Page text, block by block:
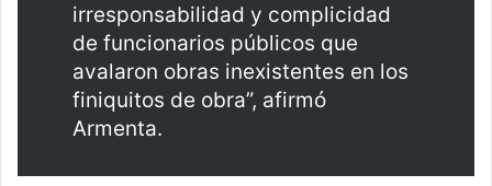
irresponsabilidad y complicidad
de funcionarios públicos que
avalaron obras inexistentes en los
finiquitos de obra”, afirmó
Armenta.